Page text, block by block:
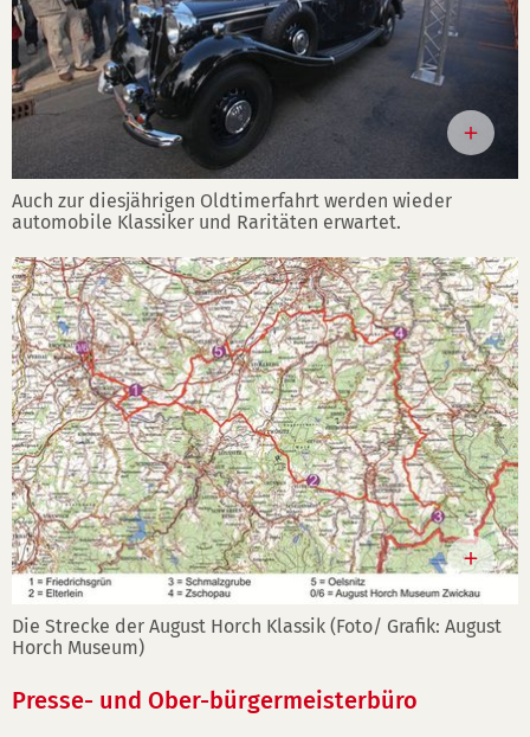
Auch zur diesjährigen Oldtimerfahrt werden wieder
automobile Klassiker und Raritäten erwartet.
Die Strecke der August Horch Klassik (Foto/ Grafik: August
Horch Museum)
Presse- und Ober-bürgermeisterbüro